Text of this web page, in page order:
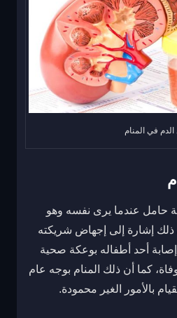
الدم في المنام
حامل عندما يرى نفسه وهو
ذلك إشارة إلى إجهاض شريكته
إصابة أحد أطفاله بوعكة صحية
كما أن ذلك المنام بوجه عام
بالأمور الغير محمودة.